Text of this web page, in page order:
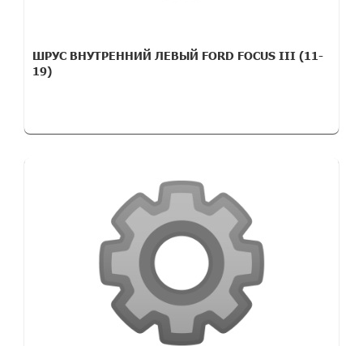
ШРУС ВНУТРЕННИЙ ЛЕВЫЙ FORD FOCUS III (11-
19)